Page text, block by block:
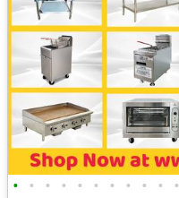
• • • • • • • • • • •